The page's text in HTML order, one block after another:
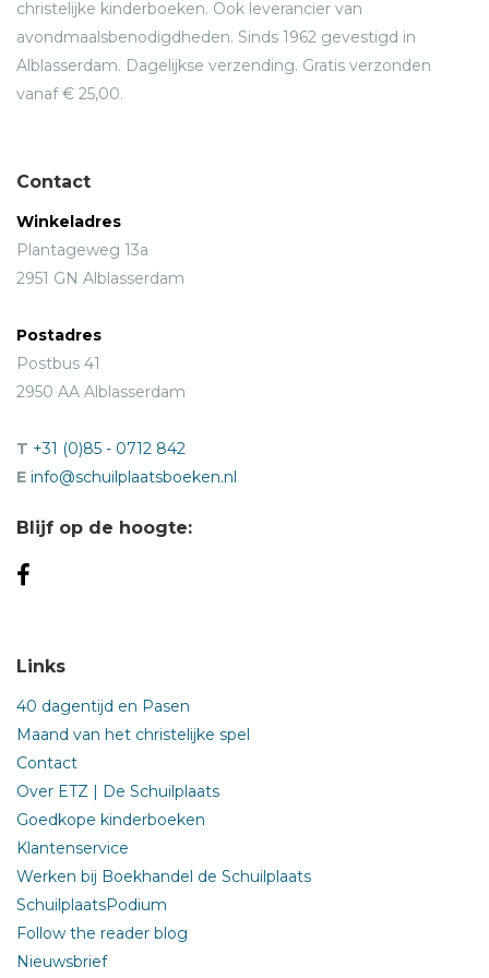
christelijke kinderboeken. Ook leverancier van
avondmaalsbenodigdheden. Sinds 1962 gevestigd in
Alblasserdam. Dagelijkse verzending. Gratis verzonden
vanaf € 25,00.
Contact
Winkeladres
Plantageweg 13a
2951 GN Alblasserdam
Postadres
Postbus 41
2950 AA Alblasserdam
T +31 (0)85 - 0712 842
E info@schuilplaatsboeken.nl
Blijf op de hoogte:
Links
40 dagentijd en Pasen
Maand van het christelijke spel
Contact
Over ETZ | De Schuilplaats
Goedkope kinderboeken
Klantenservice
Werken bij Boekhandel de Schuilplaats
SchuilplaatsPodium
Follow the reader blog
Nieuwsbrief